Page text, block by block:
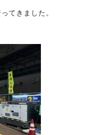
てきました。